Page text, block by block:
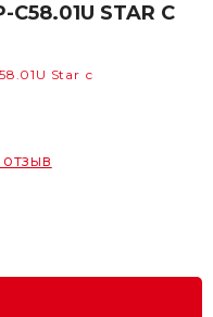
STAR С
Star с